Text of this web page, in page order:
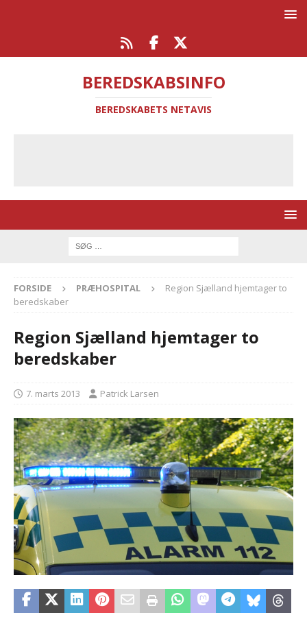
BEREDSKABSINFO
BEREDSKABETS NETAVIS
FORSIDE PRÆHOSPITAL
Region Sjælland hjemtager to
beredskaber
Region Sjælland hjemtager to
beredskaber
7. marts 2013 Patrick Larsen